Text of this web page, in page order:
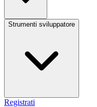
Strumenti sviluppatore
Registrati